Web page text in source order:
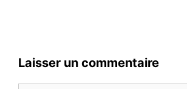
Laisser un commentaire